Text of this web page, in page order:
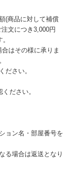
(商品に対して補償
注文につき 3,000円
はその様に承りま
ださい。
ださい。
ョン名・部屋番号を
る場合は返送となり